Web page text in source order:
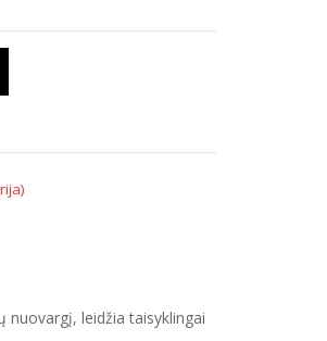
leidžia taisyklingai